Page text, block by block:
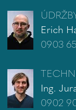
Erich
0903
Ing.
0902